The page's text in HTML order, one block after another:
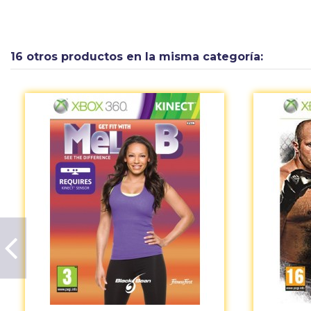
Idioma Caja
Tipo
Plataforma
Compañía
Calificación PEGI
16 otros productos en la misma categoría: